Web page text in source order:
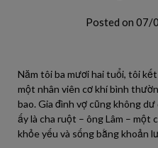
Posted on 07/
Năm tôi ba mươi hai tuổi, tôi
một nhân viên cơ khí bình
bao. Gia đình vợ cũng không
ấy là cha ruột – ông Lâm – một
khỏe yếu và sống bằng khoản